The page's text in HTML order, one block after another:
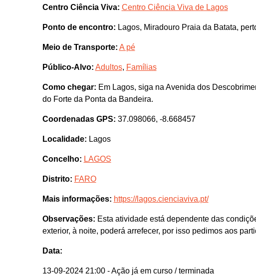
Centro Ciência Viva: Centro Ciência Viva de Lagos
Ponto de encontro: Lagos, Miradouro Praia da Batata,
Meio de Transporte: A pé
Público-Alvo: Adultos, Famílias
Como chegar: Em Lagos, siga na Avenida dos
do Forte da Ponta da Bandeira.
Coordenadas GPS: 37.098066, -8.668457
Localidade: Lagos
Concelho: LAGOS
Distrito: FARO
Mais informações: https://lagos.cienciaviva.pt/
Observações: Esta atividade está dependente das
exterior, à noite, poderá arrefecer, por isso pedimos aos
Data:
13-09-2024 21:00 - Ação já em curso / terminada